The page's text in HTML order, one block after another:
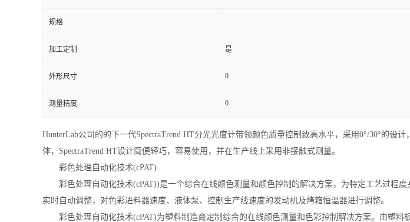
规格
加工定制 是
外形尺寸 0
测量精度 0
HunterLab公司的的下一代SpectraTrend HT分光光度计带领颜色质量控制致高水平，采用0°/30°的
体，SpectraTrend HT设计简便轻巧，容易使用，并在生产线上采用非接触式测量。
彩色处理自动化技术(cPAT)
彩色处理自动化技术(cPAT))是一个综合在线颜色测量和颜色控制的解决方案，为特定工艺过程
实时自动调整，对色彩进料器速度、液体泵、控制生产线速度的发动机及烤箱恒温器进行调整。
彩色处理自动化技术(cPAT)为塑料制造商定制综合的在线颜色测量和色彩控制解决方案。由塑料